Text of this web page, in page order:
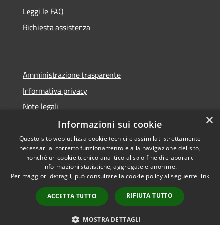
Leggi le FAQ
Richiesta assistenza
Amministrazione trasparente
Informativa privacy
Note legali
Dichiarazione di accessibilità
RSS
Accessibilità
Copyright © 2026 • Comune di
Municipium•
Accesso
redazione
×
Informazioni sui cookie
Questo sito web utilizza cookie tecnici e assimilati strettamente
necessari al corretto funzionamento e alla navigazione del sito,
nonché un cookie tecnico analitico al solo fine di elaborare
informazioni statistiche, aggregate e anonime.
Per maggiori dettagli, può consultare la cookie policy al seguente link
ACCETTA TUTTO RIFIUTA TUTTO
MOSTRA DETTAGLI